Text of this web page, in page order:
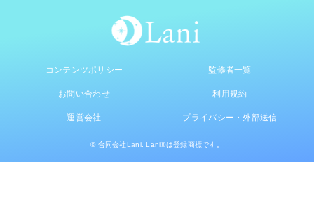
コンテンツポリシー 監修者一覧
お問い合わせ 利用規約
運営会社 プライバシー・外部送信
© 合同会社Lani. Lani®は登録商標です。